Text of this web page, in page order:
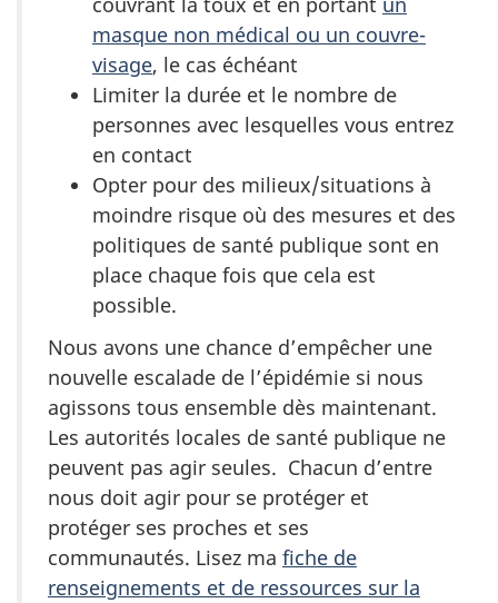
masque non médical ou un couvre-
visage, le cas échéant
Limiter la durée et le nombre de
personnes avec lesquelles vous entrez
en contact
Opter pour des milieux/situations à
moindre risque où des mesures et des
politiques de santé publique sont en
place chaque fois que cela est
possible.
Nous avons une chance d’empêcher une
nouvelle escalade de l’épidémie si nous
agissons tous ensemble dès maintenant.
Les autorités locales de santé publique ne
peuvent pas agir seules. Chacun d’entre
nous doit agir pour se protéger et
protéger ses proches et ses
communautés. Lisez ma fiche de
renseignements et de ressources sur la